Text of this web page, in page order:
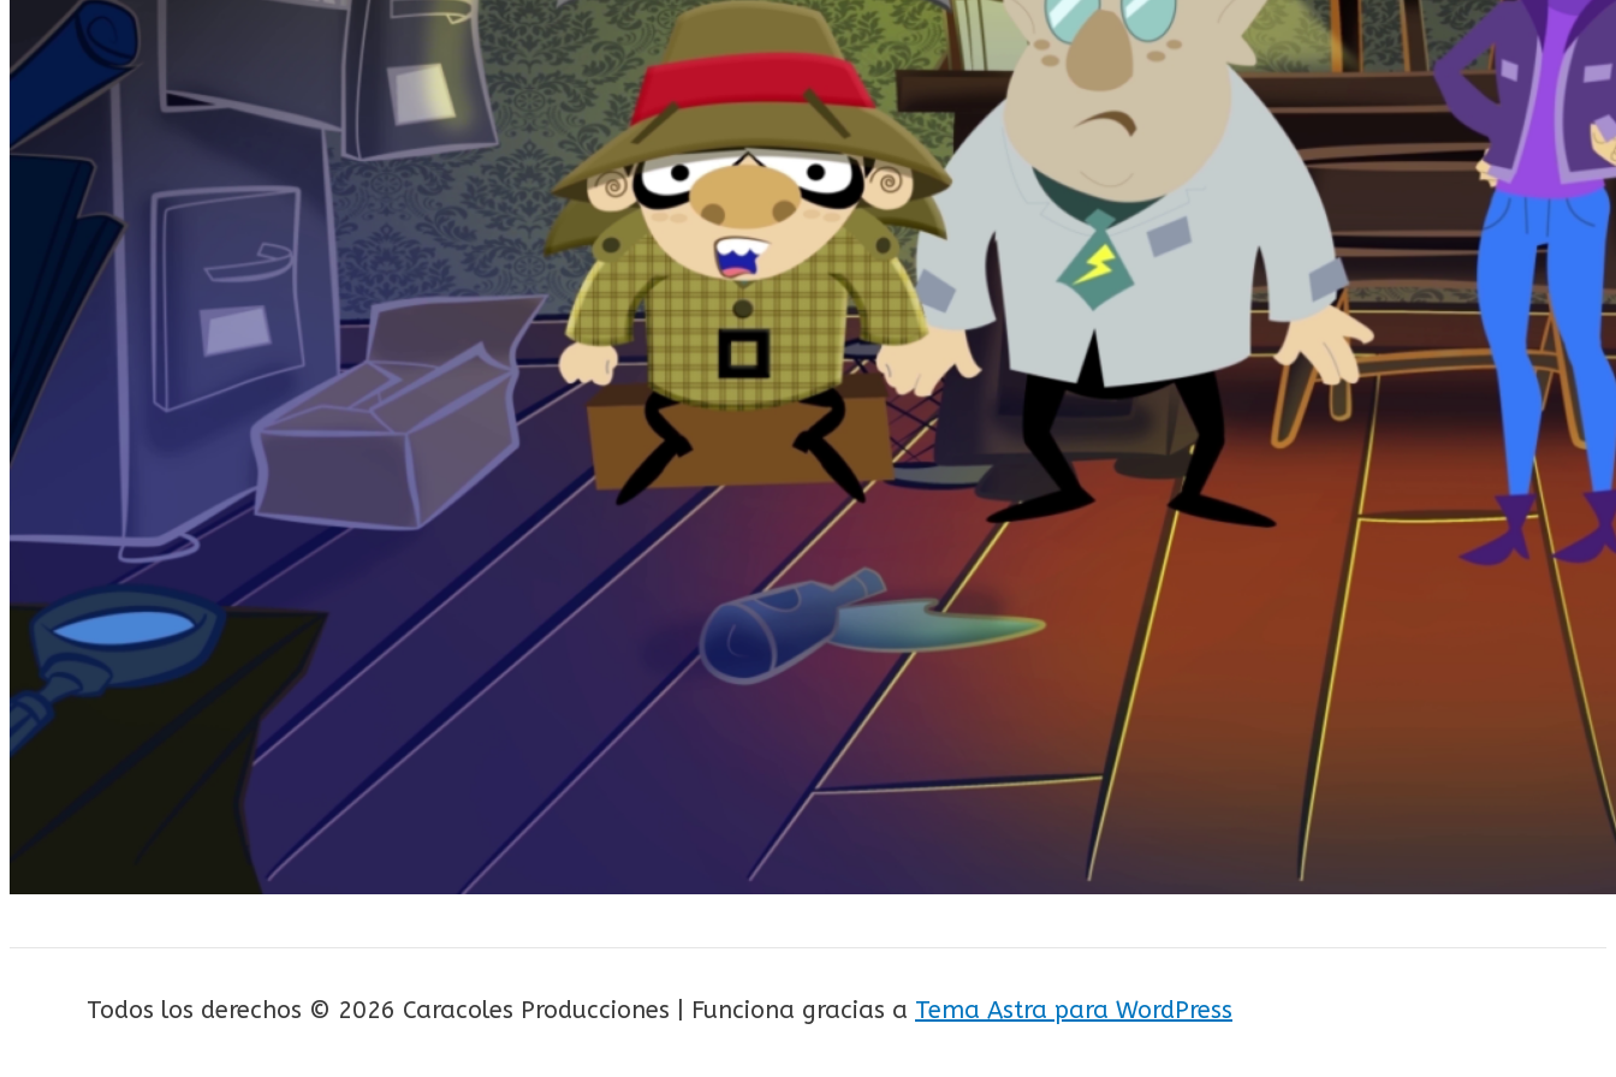
Todos los derechos © 2026 Caracoles Producciones | Funciona gracias a Tema Astra para WordPress